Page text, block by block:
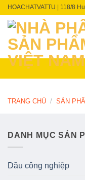
Skip
content
HOACHATVATTU | 118/8
TRANG CHỦ / SẢN
DANH MỤC SẢN
Dầu công nghiệp